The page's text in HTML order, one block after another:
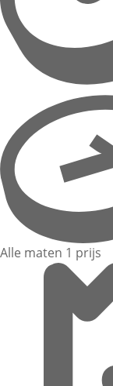
Alle maten 1 prijs